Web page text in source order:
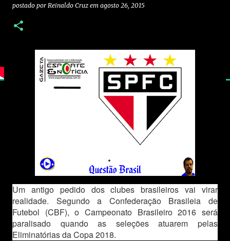
postado por Reinaldo Cruz em agosto 26, 2015
Um antigo pedido dos clubes brasileiros vai virar
realidade. Segundo a Confederação Brasileia de
Futebol (CBF), o Campeonato Brasileiro 2016 será
paralisado quando as seleções atuarem pelas
Eliminatórias da Copa 2018.